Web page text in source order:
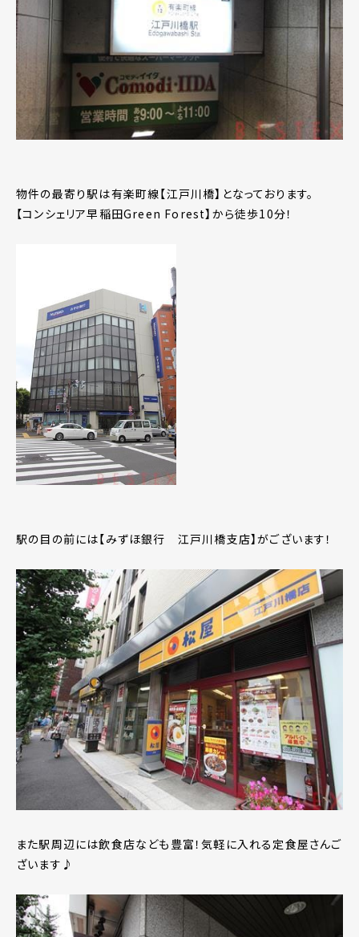
物件の最寄り駅は有楽町線【江戸川橋】となっております。
【コンシェリア早稲田Green Forest】から徒歩10分！
駅の目の前には【みずほ銀行 江戸川橋支店】がございます！
また駅周辺には飲食店なども豊富！気軽に入れる定食屋さんご
ざいます♪